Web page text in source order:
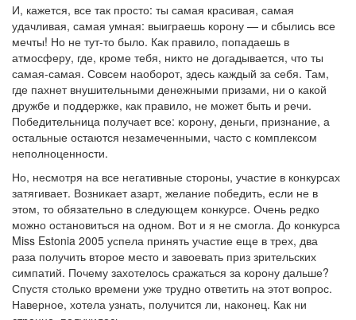
И, кажется, все так просто: ты самая красивая, самая
удачливая, самая умная: выиграешь корону — и сбылись все
мечты! Но не тут-то было. Как правило, попадаешь в
атмосферу, где, кроме тебя, никто не догадывается, что ты
самая-самая. Совсем наоборот, здесь каждый за себя. Там,
где пахнет внушительными денежными призами, ни о какой
дружбе и поддержке, как правило, не может быть и речи.
Победительница получает все: корону, деньги, признание, а
остальные остаются незамеченными, часто с комплексом
неполноценности.
Но, несмотря на все негативные стороны, участие в конкурсах
затягивает. Возникает азарт, желание победить, если не в
этом, то обязательно в следующем конкурсе. Очень редко
можно остановиться на одном. Вот и я не смогла. До конкурса
Miss Estonia 2005 успела принять участие еще в трех, два
раза получить второе место и завоевать приз зрительских
симпатий. Почему захотелось сражаться за корону дальше?
Спустя столько времени уже трудно ответить на этот вопрос.
Наверное, хотела узнать, получится ли, наконец. Как ни